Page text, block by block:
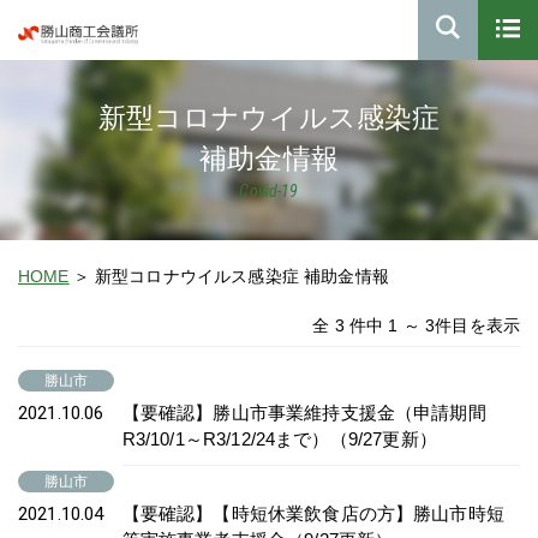
新型コロナウイルス感染症
補助金情報
Covid-19
HOME 新型コロナウイルス感染症 補助金情報
全 3 件中 1 ～ 3件目を表示
勝山市
2021.10.06
【要確認】勝山市事業維持支援金（申請期間
R3/10/1～R3/12/24まで）（9/27更新）
勝山市
2021.10.04
【要確認】【時短休業飲食店の方】勝山市時短